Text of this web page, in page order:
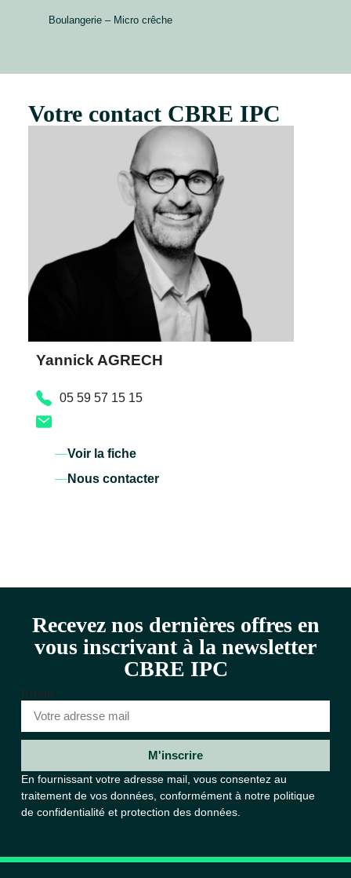
Boulangerie – Micro crêche
Votre contact CBRE IPC
Yannick AGRECH
05 59 57 15 15
Voir la fiche
Nous contacter
Recevez nos dernières offres en
vous inscrivant à la newsletter
CBRE IPC
Email
M'inscrire
En fournissant votre adresse mail, vous consentez au
traitement de vos données, conformément à notre politique
de confidentialité et protection des données.